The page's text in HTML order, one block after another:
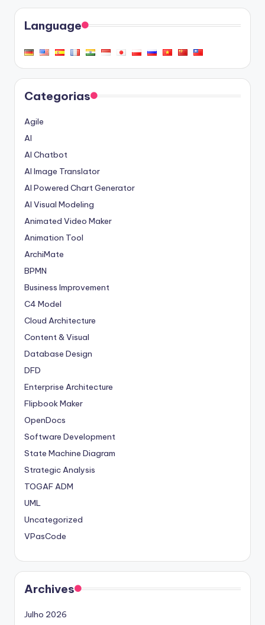
Language
Categorias
Agile
AI
AI Chatbot
AI Image Translator
AI Powered Chart Generator
AI Visual Modeling
Animated Video Maker
Animation Tool
ArchiMate
BPMN
Business Improvement
C4 Model
Cloud Architecture
Content & Visual
Database Design
DFD
Enterprise Architecture
Flipbook Maker
OpenDocs
Software Development
State Machine Diagram
Strategic Analysis
TOGAF ADM
UML
Uncategorized
VPasCode
Archives
Julho 2026